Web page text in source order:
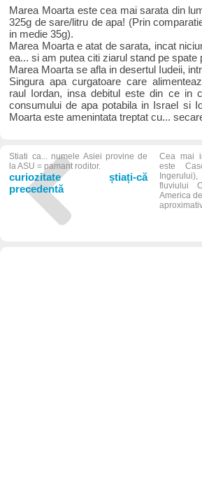
Marea Moarta este cea mai sarata din
325g de sare/litru de apa! (Prin
in medie 35g).
Marea Moarta e atat de sarata, incat
ea... si am putea citi ziarul stand pe spate
Marea Moarta se afla in desertul Iudeii,
Singura apa curgatoare care
raul Iordan, insa debitul este din ce in
consumului de apa potabila in Israel si
Moarta este amenintata treptat cu...
Stiati ca... numele Asiei provine de
la ASU = pamant roditor.
curiozitate știați-că
precedentă
Cea mai
este
fluviului
America